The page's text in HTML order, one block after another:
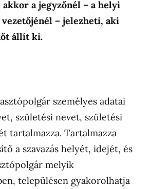
akkor a jegyzőnél – a helyi
– jelezheti, aki
állít ki.
személyes adatai
születési nevet, születési
tartalmazza. Tartalmazza
a szavazás helyét, idejét, és
melyik
településen gyakorolhatja